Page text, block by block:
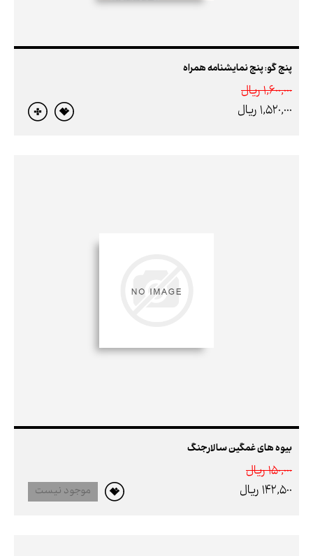
پنج گو: پنج نمایشنامه همراه
1,600,000 ريال
1,520,000 ريال
بیوه های غمگین سالارجنگ
150,000 ريال
142,500 ريال
موجود نیست